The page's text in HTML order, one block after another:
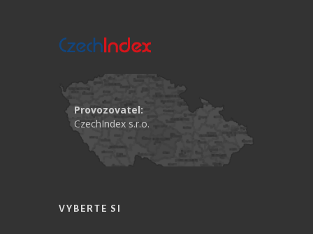
Provozovatel:
CzechIndex s.r.o.
VYBERTE SI